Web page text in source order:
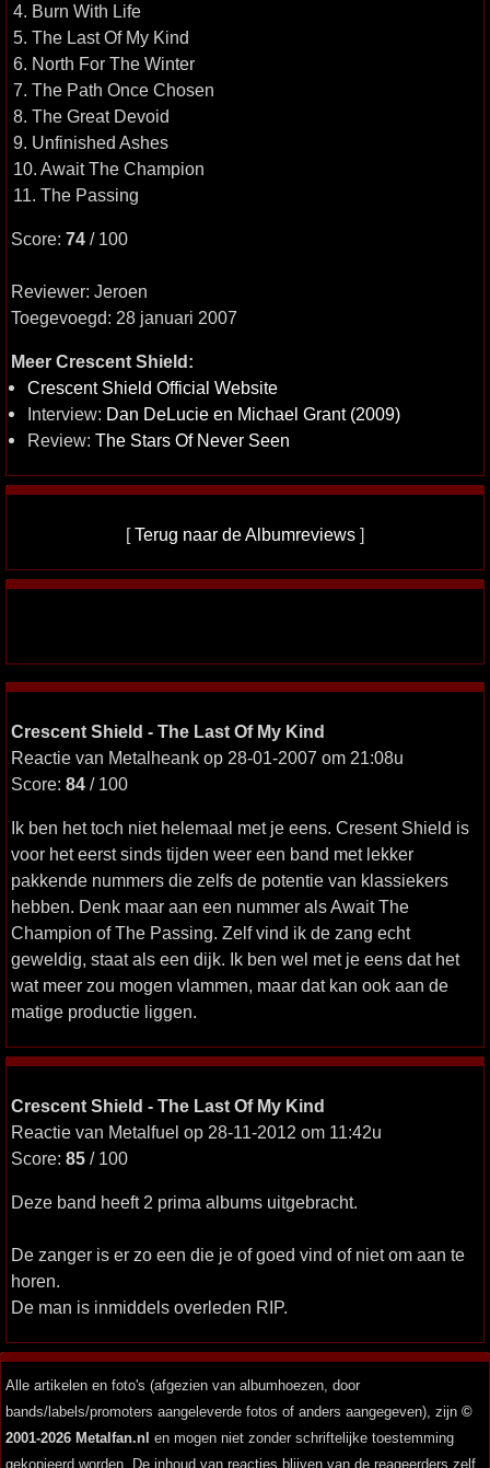
4. Burn With Life
5. The Last Of My Kind
6. North For The Winter
7. The Path Once Chosen
8. The Great Devoid
9. Unfinished Ashes
10. Await The Champion
11. The Passing
Score: 74 / 100
Reviewer: Jeroen
Toegevoegd: 28 januari 2007
Meer Crescent Shield:
Crescent Shield Official Website
Interview: Dan DeLucie en Michael Grant (2009)
Review: The Stars Of Never Seen
[Terug naar de Albumreviews ]
Crescent Shield - The Last Of My Kind
Reactie van Metalheank op 28-01-2007 om 21:08u
Score: 84 / 100
Ik ben het toch niet helemaal met je eens. Cresent Shield is
voor het eerst sinds tijden weer een band met lekker
pakkende nummers die zelfs de potentie van klassiekers
hebben. Denk maar aan een nummer als Await The
Champion of The Passing. Zelf vind ik de zang echt
geweldig, staat als een dijk. Ik ben wel met je eens dat het
wat meer zou mogen vlammen, maar dat kan ook aan de
matige productie liggen.
Crescent Shield - The Last Of My Kind
Reactie van Metalfuel op 28-11-2012 om 11:42u
Score: 85 / 100
Deze band heeft 2 prima albums uitgebracht.
De zanger is er zo een die je of goed vind of niet om aan te
horen.
De man is inmiddels overleden RIP.
Alle artikelen en foto's (afgezien van albumhoezen, door
bands/labels/promoters aangeleverde fotos of anders aangegeven), zijn ©
2001-2026 Metalfan.nl en mogen niet zonder schriftelijke toestemming
gekopieerd worden. De inhoud van reacties blijven van de reageerders zelf.